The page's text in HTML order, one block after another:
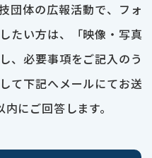
団体の広報活動で、フォ
たい方は、「映像・写真
、必要事項をご記入のう
て下記へメールにてお送
にご回答します。